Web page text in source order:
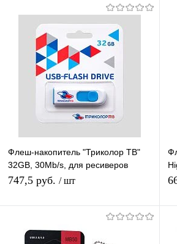
Флеш-накопитель "Триколор ТВ"
32GB, 30Mb/s, для ресиверов
Триколор, ноутбука, компьютера,
747,5 руб. / шт